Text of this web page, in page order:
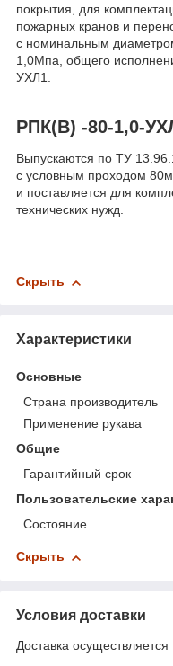
покрытия, для
пожарных кранов и
с номинальным
1,0Мпа, общего
УХЛ1.
РПК(В) -80-1,0-
Выпускаются по ТУ
с условным проходом
и поставляется для
технических нужд.
Скрыть
Характеристики
Основные
Страна производитель
Применение рукава
Общие
Гарантийный срок
Пользовательские
Состояние
Скрыть
Условия доставки
Доставка